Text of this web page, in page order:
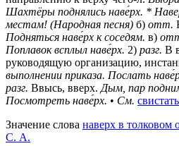
Шахтёры поднялись наве́рх. *
местам! (Народная песня) б) отт.
Подняться наве́рх к соседям. в)
Поплавок всплыл наве́рх. 2) разг. В
руководящую организацию,
выполнении приказа. Послать
разг. Ввысь, вверх. Дым, пар
Посмотреть наве́рх. • См.
Значение слова наверх в толковом
С. А.